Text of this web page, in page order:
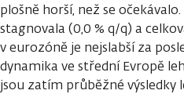
plošně horší, než se
stagnovala (0,0 % q/q) a
v eurozóně je nejslabší za
dynamika ve střední Evropě
jsou zatím průběžné výsledky